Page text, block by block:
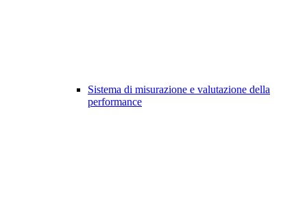
Sistema di misurazione e valutazione della
performance